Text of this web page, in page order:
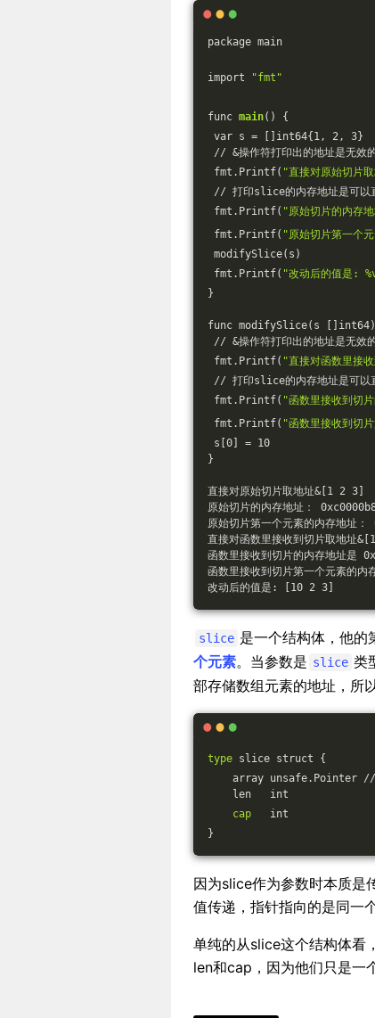
package main
import "fmt"
func main() {
var s = []int64{1, 2, 3}
// &操作符打印出的地址是无效
fmt.Printf( "直接对原始切片
// 打印slice的内存地址是可以
fmt.Printf( "原始切片的内存
fmt.Printf( "原始切片第一个
modifySlice(s)
fmt.Printf( "改动后的值是:
}
func modifySlice(s
// &操作符打印出的地址是无效
fmt.Printf( "直接对函数里接
// 打印slice的内存地址是可以
fmt.Printf( "函数里接收到切
fmt.Printf( "函数里接收到切
s[0] = 10
}
直接对原始切片取地址&[1 2 3]
原始切片的内存地址：
原始切片第一个元素的内存地址
直接对函数里接收到切片取地址
函数里接收到切片的内存地址是
函数里接收到切片第一个元素的
改动后的值是: [10 2 3]
slice 是一个结构体，他的
个元素。当参数是 slice 类
部存储数组元素的地址，所
type slice struct {
array unsafe.Pointer //
len   int
cap int
}
因为slice作为参数时本质是
值传递，指针指向的是同一
单纯的从slice这个结构体看
len和cap，因为他们只是一